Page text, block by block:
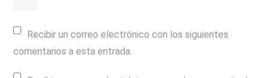
Recibir un correo electrónico con los siguientes
comentarios a esta entrada.